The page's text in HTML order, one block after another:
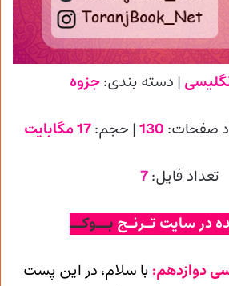
| دسته بندی:جزوه
صفحات: 130| حجم:17 مگابایت
تعداد فایل:7
در سایت تـرنـج بــوکــ
دوازدهم: با سلام، در این پست